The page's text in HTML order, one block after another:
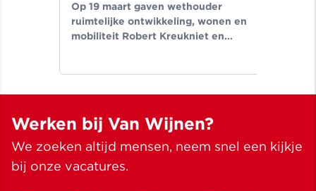
Op 19 maart gaven wethouder
ruimtelijke ontwikkeling, wonen en
mobiliteit Robert Kreukniet en
Werken bij Van Wijnen?
We zoeken altijd mensen, neem snel een kijkje
bij onze vacatures.